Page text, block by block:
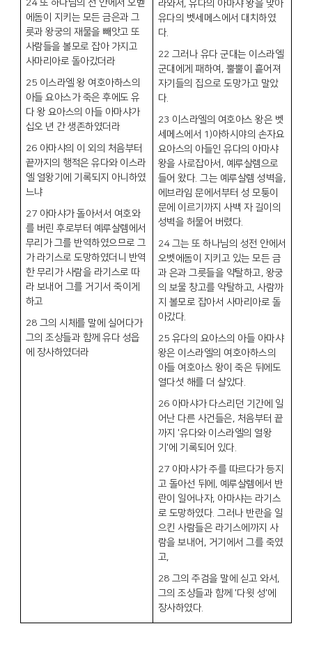
24또 하나님의 전 안에서 오벧
에돔이 지키는 모든 금은과 그
릇과 왕궁의 재물을 빼앗고 또
사람들을 볼모로 잡아 가지고
사마리아로 돌아갔더라
25 이스라엘 왕 여호아하스의
아들 요아스가 죽은 후에도 유
다 왕 요아스의 아들 아마샤가
십오 년 간 생존하였더라
26 아마샤의 이 외의 처음부터
끝까지의 행적은 유다와 이스라
엘 열왕기에 기록되지 아니하였
느냐
27 아마샤가 돌아서서 여호와
를 버린 후로부터 예루살렘에서
무리가 그를 반역하였으므로 그
가 라기스로 도망하였더니 반역
한 무리가 사람을 라기스로 따
라 보내어 그를 거기서 죽이게
하고
28 그의 시체를 말에 실어다가
그의 조상들과 함께 유다 성읍
에 장사하였더라
라와서,유다의 아마샤 왕을 맞아
유다의 벳세메스에서 대치하였
다.
22 그러나 유다 군대는 이스라엘
군대에게 패하여 , 뿔뿔이 흩어져
자기들의 집으로 도망가고 말았
다.
23 이스라엘의 여호아스 왕은 벳
세메스에서 1)아하시야의 손자요
요아스의 아들인 유다의 아마샤
왕을 사로잡아서 , 예루살렘으로
들어 왔다.그는 예루살렘 성벽을,
에브라임 문에서부터 성 모퉁이
문에 이르기까지 사백 자 길이의
성벽을 허물어 버렸다.
24그는 또 하나님의 성전 안에서
오벳에돔이 지키고 있는 모든 금
과 은과 그릇들을 약탈하고, 왕궁
의 보물 창고를 약탈하고,사람까
지 볼모로 잡아서 사마리아로 돌
아갔다.
25 유다의 요아스의 아들 아마샤
왕은 이스라엘의 여호아하스의
아들 여호아스 왕이 죽은 뒤에도
열다섯 해를 더 살았다.
26 아마샤가 다스리던 기간에 일
어난 다른 사건들은, 처음부터 끝
까지 '유다와 이스라엘의 열왕
기 '에 기록되어 있다.
27 아마샤가 주를 따르다가 등지
고 돌아선 뒤에 , 예루살렘에서 반
란이 일어나자, 아마샤는 라기스
로 도망하였다.그러나 반란을 일
으킨 사람들은 라기스에까지 사
람을 보내어 , 거기에서 그를 죽였
고,
28 그의 주검을 말에 싣고 와서,
그의 조상들과 함께 '다윗 성'에
장사하였다.